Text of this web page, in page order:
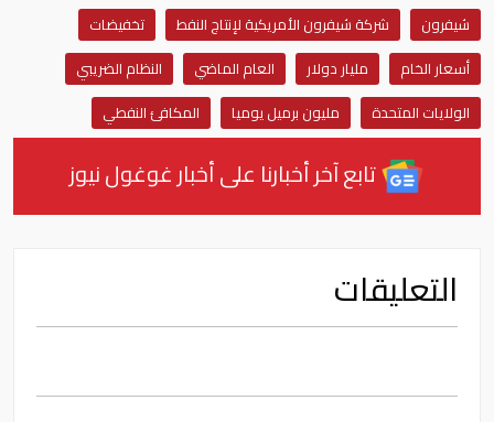
شيفرون شركة شيفرون الأمريكية لإنتاج النفط
تخفيضات
أسعار الخام
مليار دولار العام الماضي
النظام الضريبي
الولايات المتحدة
مليون برميل يوميا المكافئ النفطي
تابع آخر أخبارنا على أخبار غوغول نيوز
التعليقات